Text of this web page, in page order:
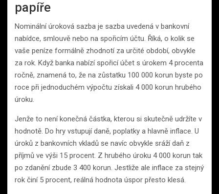
papíře
Nominální úroková sazba je sazba uvedená v bankovní
nabídce, smlouvě nebo na spořicím účtu. Říká, o kolik se
vaše peníze formálně zhodnotí za určité období, obvykle
za rok. Když banka nabízí spořicí účet s úrokem 4 procenta
ročně, znamená to, že na zůstatku 100 000 korun byste po
roce při jednoduchém výpočtu získali 4 000 korun hrubého
úroku.
Jenže to není konečná částka, kterou si skutečně udržíte v
hodnotě. Do hry vstupují daně, poplatky a hlavně inflace. U
úroků z bankovních vkladů se navíc obvykle sráží daň z
příjmů ve výši 15 procent. Z hrubého úroku 4 000 korun tak
po zdanění zbude 3 400 korun. Jestliže ale inflace za stejný
rok činí 5 procent, reálná hodnota úspor přesto klesá.